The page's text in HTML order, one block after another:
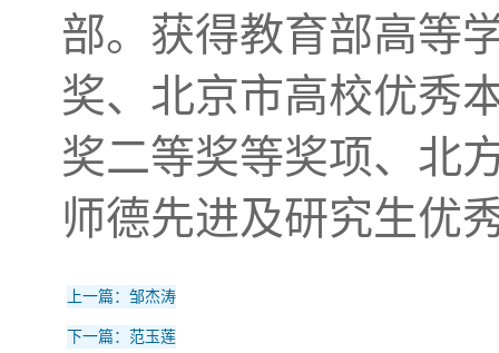
部。获得教育部高等
奖、北京市高校优秀
奖二等奖等奖项、北
师德先进及研究生优
上一篇：邹杰涛
下一篇：范玉莲